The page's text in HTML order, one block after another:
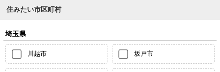
住みたい市区町村
埼玉県
川越市 坂戸市